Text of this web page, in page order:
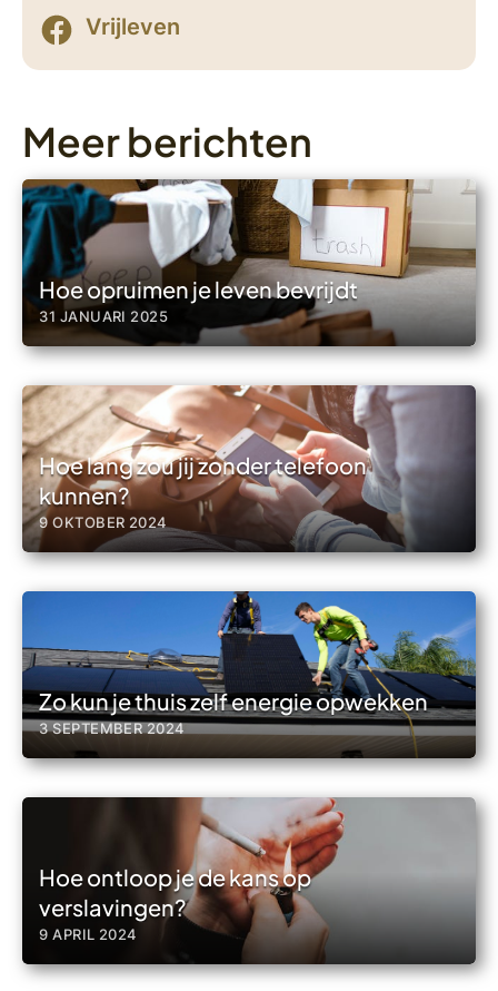
Vrijleven
Meer berichten
Hoe opruimen je leven bevrijdt
31 JANUARI 2025
Hoe lang zou jij zonder telefoon
kunnen?
9 OKTOBER 2024
Zo kun je thuis zelf energie opwekken
3 SEPTEMBER 2024
Hoe ontloop je de kans op
verslavingen?
9 APRIL 2024